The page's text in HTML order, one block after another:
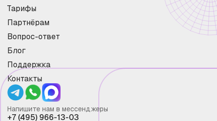
Тарифы
Партнёрам
Вопрос-ответ
Блог
Поддержка
Контакты
Напишите нам в мессенджеры
+7 (495) 966-13-03